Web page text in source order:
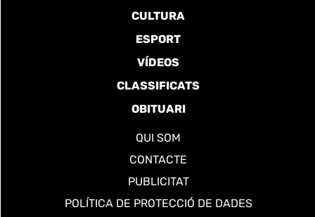
CULTURA
ESPORT
VÍDEOS
CLASSIFICATS
OBITUARI
QUI SOM
CONTACTE
PUBLICITAT
POLÍTICA DE PROTECCIÓ DE DADES